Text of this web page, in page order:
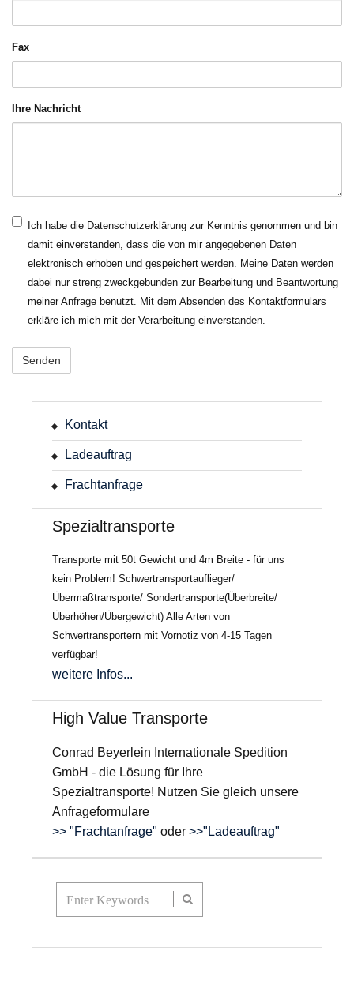
Fax
Ihre Nachricht
Ich habe die Datenschutzerklärung zur Kenntnis genommen und bin
damit einverstanden, dass die von mir angegebenen Daten
elektronisch erhoben und gespeichert werden. Meine Daten werden
dabei nur streng zweckgebunden zur Bearbeitung und Beantwortung
meiner Anfrage benutzt. Mit dem Absenden des Kontaktformulars
erkläre ich mich mit der Verarbeitung einverstanden.
Kontakt
Ladeauftrag
Frachtanfrage
Spezialtransporte
Transporte mit 50t Gewicht und 4m Breite - für uns
kein Problem! Schwertransportauflieger/
Übermaßtransporte/ Sondertransporte(Überbreite/
Überhöhen/Übergewicht) Alle Arten von
Schwertransportern mit Vornotiz von 4-15 Tagen
verfügbar!
weitere Infos...
High Value Transporte
Conrad Beyerlein Internationale Spedition
GmbH - die Lösung für Ihre
Spezialtransporte! Nutzen Sie gleich unsere
Anfrageformulare
>> "Frachtanfrage" oder >>"Ladeauftrag"